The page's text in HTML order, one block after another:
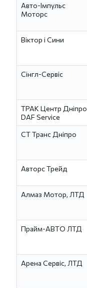
Авто-Імпульс
Моторс
Віктор і Сини
Сінгл-Сервіс
ТРАК Центр Дніпро
DAF Service
СТ Транс Дніпро
Авторс Трейд
Алмаз Мотор, ЛТД
Прайм-АВТО ЛТД
Арена Сервіс, ЛТД